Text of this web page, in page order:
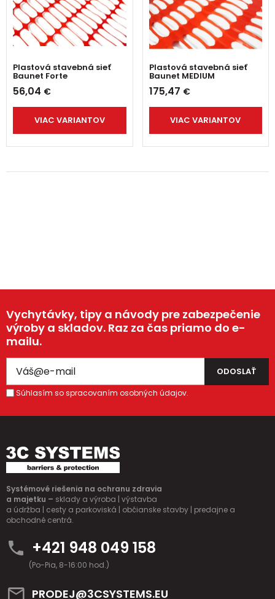
Plastová stavebná sieť
Baunet Forte
56,04 €
VIAC VARIANTOV
Plastová stavebná sieť
Baunet MEDIUM
175,47 €
VIAC VARIANTOV
Vychytávky, tipy a návody pre zabezpečenie
výroby a skladov. Raz za čas priamo do e-
mailu.
Súhlasím so spracovaním osobných údajov.
Systémové riešenia na ochranu zdravia
a majetku – sklady a výroba | výstavba
a údržba | cesty a parkoviská | občianske stavby | predajne a
obchodné centrá.
+421 948 049 158
(Po-Pia, 8-16:00 hod.)
PRODEJ@3CSYSTEMS.EU